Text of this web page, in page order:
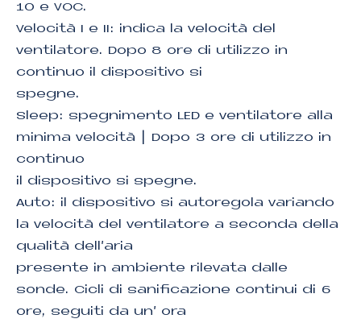
10 e VOC.
Velocità I e II: indica la velocità del
ventilatore. Dopo 8 ore di utilizzo in
continuo il dispositivo si
spegne.
Sleep: spegnimento LED e ventilatore alla
minima velocità | Dopo 3 ore di utilizzo in
continuo
il dispositivo si spegne.
Auto: il dispositivo si autoregola variando
la velocità del ventilatore a seconda della
qualità dell’aria
presente in ambiente rilevata dalle
sonde. Cicli di sanificazione continui di 6
ore, seguiti da un’ ora